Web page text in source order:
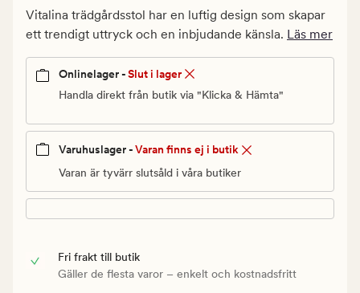
kr.
Ordinarie
599,94
Vitalina trädgårdsstol har en luftig design som skapar
ett trendigt uttryck och en inbjudande känsla. Läs mer
Onlinelager -Slut i lager
Handla direkt från butik via "Klicka & Hämta"
Varuhuslager -Varan finns ej i butik
Varan är tyvärr slutsåld i våra butiker
Fri frakt till butik
Gäller de flesta varor – enkelt och kostnadsfritt